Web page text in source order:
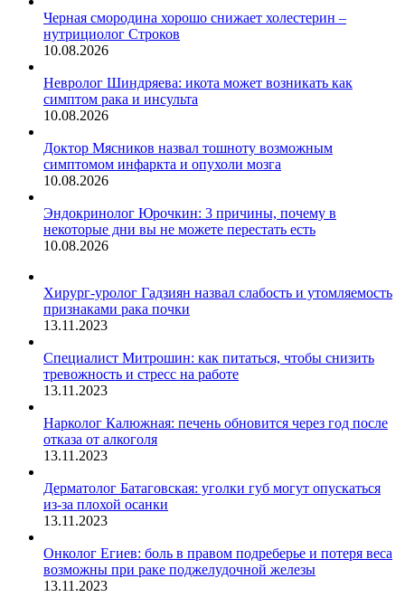
Черная смородина хорошо снижает холестерин –
нутрициолог Строков
10.08.2026
Невролог Шиндряева: икота может возникать как
симптом рака и инсульта
10.08.2026
Доктор Мясников назвал тошноту возможным
симптомом инфаркта и опухоли мозга
10.08.2026
Эндокринолог Юрочкин: 3 причины, почему в
некоторые дни вы не можете перестать есть
10.08.2026
Хирург-уролог Гадзиян назвал слабость и утомляемость
признаками рака почки
13.11.2023
Специалист Митрошин: как питаться, чтобы снизить
тревожность и стресс на работе
13.11.2023
Нарколог Калюжная: печень обновится через год после
отказа от алкоголя
13.11.2023
Дерматолог Батаговская: уголки губ могут опускаться
из-за плохой осанки
13.11.2023
Онколог Егиев: боль в правом подреберье и потеря веса
возможны при раке поджелудочной железы
13.11.2023